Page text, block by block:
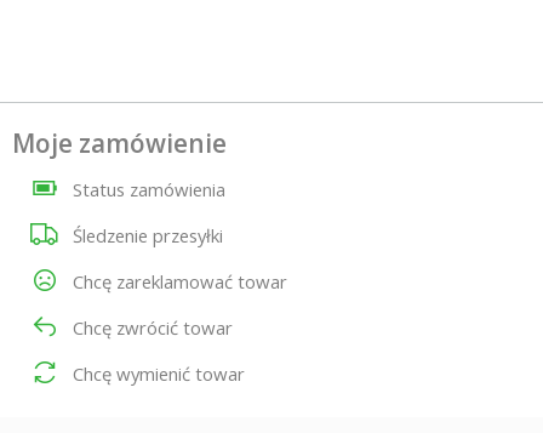
Moje zamówienie
Status zamówienia
Śledzenie przesyłki
Chcę zareklamować towar
Chcę zwrócić towar
Chcę wymienić towar